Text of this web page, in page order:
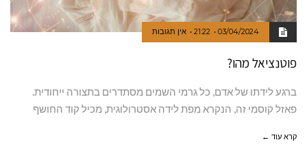
03/04/2024
21:22 אין תגובות
פוטנציאל מהו?
ברגע לידתו של אדם, כל גרמי השמים מסתדרים בתצורה ייחודית.
פאזל קוסמי זה, הנקרא מפת לידה אסטרולוגית, מכיל קוד החושף
קרא עוד ←